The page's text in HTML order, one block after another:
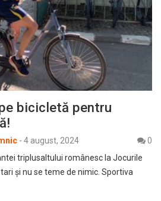
bicicletă pentru
- 4 august, 2024
0
triplusaltului românesc la Jocurile
și nu se teme de nimic. Sportiva